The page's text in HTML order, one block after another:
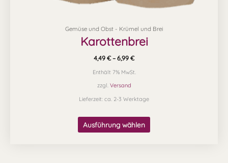
Gemüse und Obst - Krümel und Brei
Karottenbrei
4,49 € – 6,99 €
Enthält 7% MwSt.
zzgl. Versand
Lieferzeit: ca. 2-3 Werktage
Ausführung wählen